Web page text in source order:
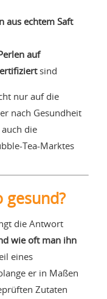
aus echtem Saft
auf
sind
nur auf die
nach Gesundheit
die
Tea-Marktes
gesund?
die Antwort
wie oft man ihn
eines
er in Maßen
Zutaten